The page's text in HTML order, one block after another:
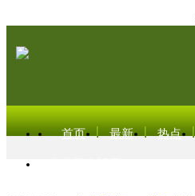
首页 最新 热点